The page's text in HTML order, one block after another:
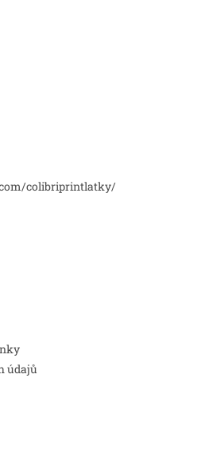
colibriprintlatky/
údajů